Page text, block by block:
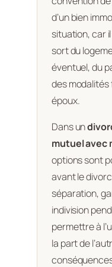
d’un bien
situation, car
sort du
éventuel, du
des
époux.
Dans un
mutuel avec
options sont
avant le
séparation,
indivision
permettre à
la part de